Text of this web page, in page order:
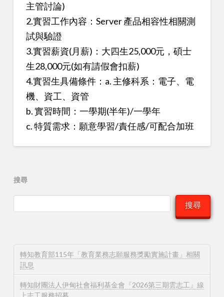
主管討論)
2.實習工作內容：Server 產品相容性相關測
試與驗證
3.實習薪資(月薪)：大四生25,000元，碩士
生28,000元(如有請假會扣薪)
4.實習生具備條件：a. 主修科系：電子、電
機、資工、資管
b. 實習時間：一學期(半年)/一學年
c. 特質需求：願意學習/責任感/可配合加班
搜尋
搜尋
轉知教育部115年「教育業務志願服務獎勵實施計畫」相關
訊息
轉知財團法人伊甸社會福利基金會『2026第三期雲志工』線
上志工服務招募